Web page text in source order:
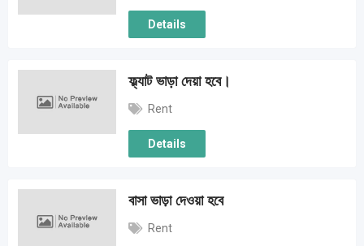
Details
ফ্ল্যাট ভাড়া দেয়া হবে।
Rent
Details
বাসা ভাড়া দেওয়া হবে
Rent